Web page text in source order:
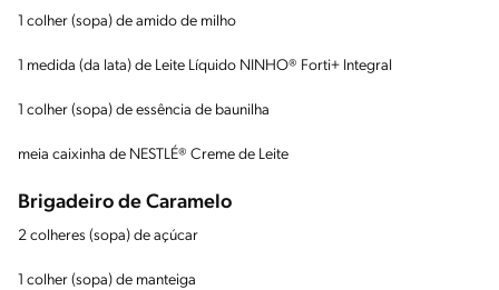
1 colher (sopa) de amido de milho
1 medida (da lata) de Leite Líquido NINHO® Forti+ Integral
1 colher (sopa) de essência de baunilha
meia caixinha de NESTLÉ® Creme de Leite
Brigadeiro de Caramelo
2 colheres (sopa) de açúcar
1 colher (sopa) de manteiga